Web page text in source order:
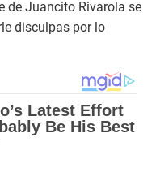
de Juancito Rivarola se
disculpas por lo